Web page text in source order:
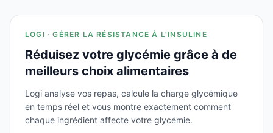
LOGI · GÉRER LA RÉSISTANCE À L'INSULINE
Réduisez votre glycémie grâce à de
meilleurs choix alimentaires
Logi analyse vos repas, calcule la charge glycémique
en temps réel et vous montre exactement comment
chaque ingrédient affecte votre glycémie.